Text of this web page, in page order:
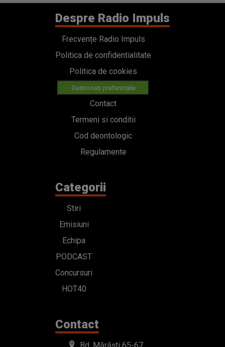
Despre Radio Impuls
Frecvențe Radio Impuls
Politica de confidentialitate
Politica de cookies
Gestionați preferințele
Contact
Termeni si conditii
Cod deontologic
Regulamente
Categorii
Stiri
Emisiuni
Echipa
PODCAST
Concursuri
HOT40
Contact
Bd. Mărăști 65-67,